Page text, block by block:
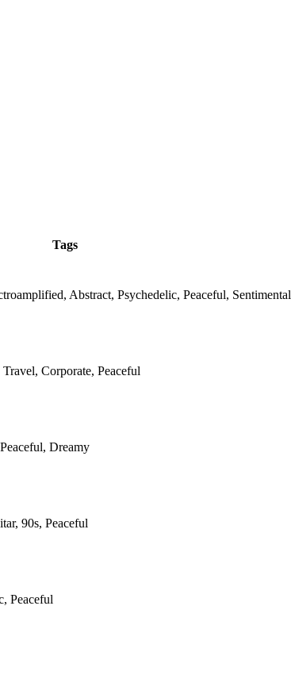
Tags
Abstract, Psychedelic, Peaceful, Sentimental
Corporate, Peaceful
Dreamy
90s, Peaceful
Peaceful